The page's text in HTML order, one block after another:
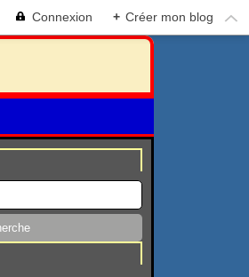
Connexion + Créer mon blog